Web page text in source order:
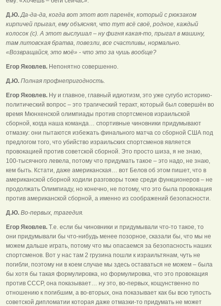
Д.Ю.Да-да-да, когда вот этот вот паренёк, который с рюкзаком
кирпичей прыгал, ему объяснял, что тут всё своё, родное, каждый
колосок (с). А этот выслушал – ну фигня какая-то, прыгал в машину,
там литовская братва, повезли, все счастливы, нормально.
«Возвращайся, это моё» - что это за чушь вообще?
Егор Яковлев. Непонятно совершенно.
Д.Ю. Полная профнепригодность.
Егор Яковлев. Ну и главное, главный идиотизм, это уже сугубо историко-
политический вопрос – это трагический теракт, который был совершён во
время Мюнхенской олимпиады против спортсменов израильской
сборной, когда наша команда… спортивные чиновники придумывают
отмазку: они пытаются избежать финального матча со сборной США под
предлогом того, что убийство израильских спортсменов является
провокацией против советской сборной. Это просто шиза, я не знаю,
100-тысячного левела, потому что придумать такое – это надо, не знаю,
кем быть. Кстати, даже американская… вот Белов об этом пишет, что в
американской сборной ходили разговоры тоже среди функционеров – не
продолжать Олимпиаду, но конечно, не потому, что это была провокация
против американской сборной, а именно из соображений безопасности.
Д.Ю. Во-первых, трагедия.
Егор Яковлев. Т.е. если бы чиновники и придумывали что-то такое, то
они придумывали бы что-нибудь менее позорное, сказали бы, что мы не
можем дальше играть, потому что мы опасаемся за безопасность наших
спортсменов. Вот у нас там 2 грузина пошли к израильтянам, чуть не
погибли, поэтому ни в коем случае мы здесь оставаться не можем – была
бы хотя бы такая формулировка, но формулировка, что это провокация
против СССР, она показывает… ну это, во-первых, кощунственно по
отношению к погибшим, а во-вторых, она показывает как бы всю тупость
советской дипломатии которая даже отмазки-то придумать не может